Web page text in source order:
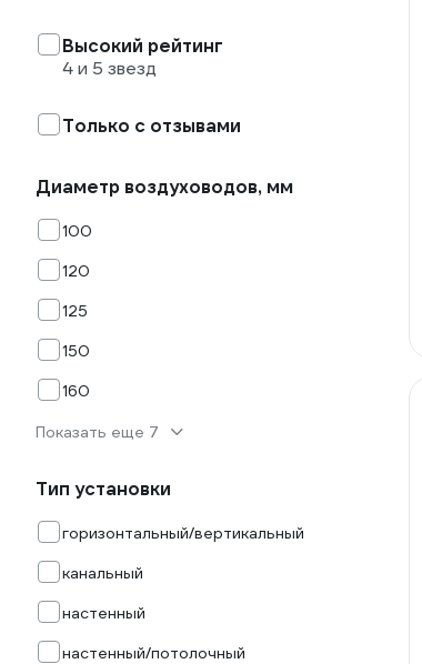
Высокий рейтинг
4 и 5 звезд
Только с отзывами
Диаметр воздуховодов, мм
100
120
125
150
160
Показать еще 7
Тип установки
горизонтальный/вертикальный
канальный
настенный
настенный/потолочный